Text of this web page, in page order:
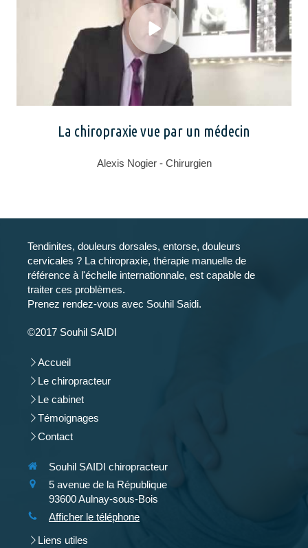
La chiropraxie vue par un médecin
Alexis Nogier - Chirurgien
Tendinites, douleurs dorsales, entorse, douleurs
cervicales ? La chiropraxie, thérapie manuelle de
référence à l'échelle internationnale, est capable de
traiter ces problèmes.
Prenez rendez-vous avec Souhil Saidi.
©2017 Souhil SAIDI
Accueil
Le chiropracteur
Le cabinet
Témoignages
Contact
Souhil SAIDI chiropracteur
5 avenue de la République
93600Aulnay-sous-Bois
Afficher le téléphone
Liens utiles